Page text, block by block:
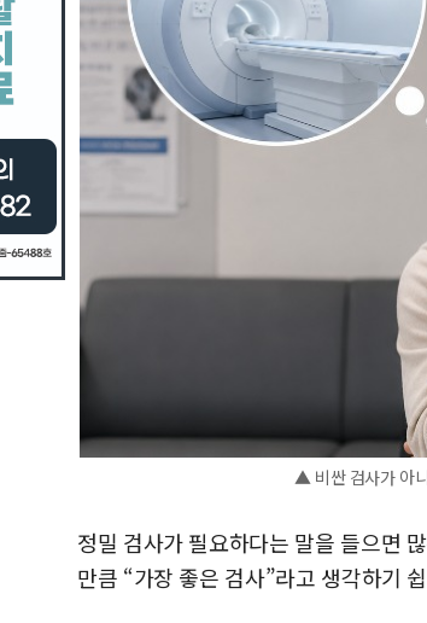
▲ 비싼 검사가 아
정밀 검사가 필요하다는 말을 들으면
만큼 “가장 좋은 검사”라고 생각하기